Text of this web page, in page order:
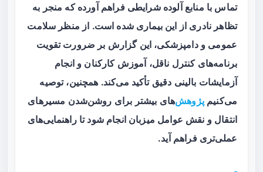
تماس با منابع آلوده شرایطی فراهم آورده که منجر به
تظاهر نادری از این بیماری شده است. از منظر سلامت
عمومی و دامپزشکی، این گزارش بر ضرورت تقویت
برنامه‌های کنترل ناقل، آموزش کارکنان و انجام
آزمایشات بالینی دقیق تأکید می‌کند. همچنین، توصیه
می‌کنیمپژوهش‌های بیشتر برای روشن‌شدن مسیرهای
انتقال و نقش عوامل میزبان انجام شود تا راهنمایی‌های
عملی‌تری فراهم آید.